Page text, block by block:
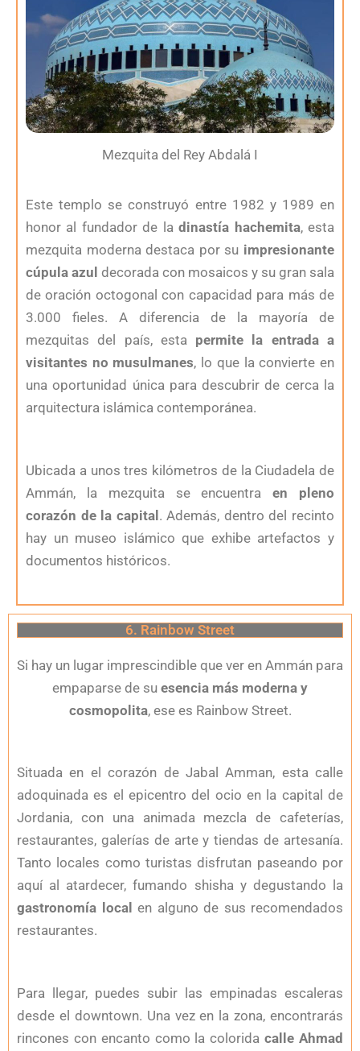
Mezquita del Rey Abdalá I
Este templo se construyó entre 1982 y 1989 en
honor al fundador de ladinastía hachemita, esta
mezquita moderna destaca por su impresionante
cúpula azul decorada con mosaicos y su gran sala
de oración octogonal con capacidad para más de
3.000 fieles. A diferencia de la mayoría de
mezquitas del país, esta permite la entrada a
visitantes no musulmanes, lo que la convierte en
una oportunidad única para descubrir de cerca la
arquitectura islámica contemporánea.
Ubicada a unos tres kilómetros de la Ciudadela de
Ammán, la mezquita se encuentraen pleno
corazón de la capital. Además, dentro del recinto
hay un museo islámico que exhibe artefactos y
documentos históricos.
6. Rainbow Street
Si hay un lugar imprescindible que ver en Ammán para
empaparse de su esencia más moderna y
cosmopolita, ese es Rainbow Street.
Situada en el corazón de Jabal Amman, esta calle
adoquinada es el epicentro del ocio en la capital de
Jordania, con una animada mezcla de cafeterías,
restaurantes, galerías de arte y tiendas de artesanía.
Tanto locales como turistas disfrutan paseando por
aquí al atardecer, fumando shisha y degustando la
gastronomía local en alguno de sus recomendados
restaurantes.
Para llegar, puedes subir las empinadas escaleras
desde el downtown. Una vez en la zona, encontrarás
rincones con encanto como la coloridacalle Ahmad